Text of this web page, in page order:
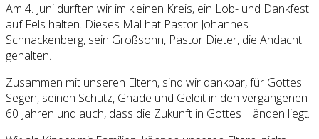
Am 4. Juni durften wir im kleinen Kreis, ein Lob- und Dankfest
auf Fels halten. Dieses Mal hat Pastor Johannes
Schnackenberg, sein Großsohn, Pastor Dieter, die Andacht
gehalten.
Zusammen mit unseren Eltern, sind wir dankbar, für Gottes
Segen, seinen Schutz, Gnade und Geleit in den vergangenen
60 Jahren und auch, dass die Zukunft in Gottes Händen liegt.